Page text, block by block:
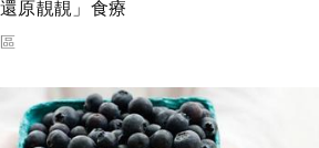
原靚靚」食療